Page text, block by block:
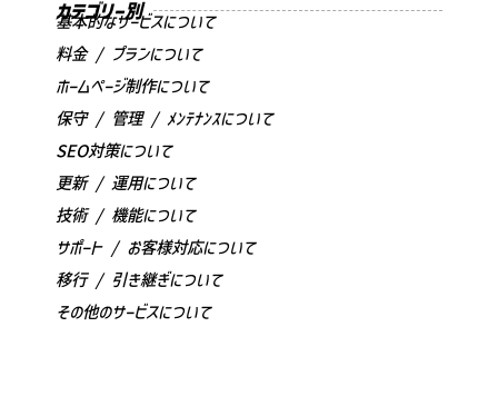
カテゴリー別
基本的なサービスについて
料金 / プランについて
ホームページ制作について
保守 / 管理 / ﾒﾝﾃﾅﾝｽについて
SEO対策について
更新 / 運用について
技術 / 機能について
サポート / お客様対応について
移行 / 引き継ぎについて
その他のサービスについて